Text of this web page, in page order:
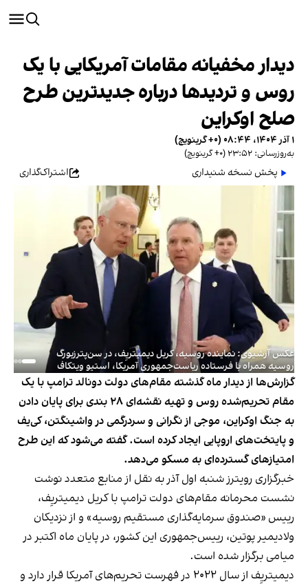
دیدار مخفیانه مقامات آمریکایی با یک
روس و تردیدها درباره جدیدترین طرح
صلح اوکراین
۱ آذر ۱۴۰۴، ۰۸:۴۴ (‎+۰ گرینویچ)
به‌روزرسانی: ۲۳:۵۲ (‎+۰ گرینویچ)
پخش نسخه شنیداری اشتراک‌گذاری
عکس آرشیوی: نماینده روسیه، کریل دیمیتریِف، در سن‌پترزبورگ
روسیه همراه با فرستاده ریاست‌جمهوری آمریکا، استیو ویتکاف
گزارش‌ها از دیدار ماه گذشته مقام‌های دولت دونالد ترامپ با یک
مقام تحریم‌شده روس و تهیه نقشه‌ای ۲۸‌ بندی برای پایان دادن
به جنگ اوکراین، موجی از نگرانی و سردرگمی در واشینگتن، کی‌یف
و پایتخت‌های اروپایی ایجاد کرده است. گفته می‌شود که این طرح
امتیازهای گسترده‌ای به مسکو می‌دهد.
خبرگزاری رویترز شنبه اول آذر به نقل از منابع متعدد نوشت
نشست محرمانه مقام‌های دولت ترامپ با کریل دیمیتریِف،
رییس «صندوق سرمایه‌گذاری مستقیم روسیه» و از نزدیکان
ولادیمیر پوتین، رییس‌جمهوری این کشور، در پایان ماه اکتبر در
میامی برگزار شده است.
دیمیتریِف از سال ۲۰۲۲ در فهرست تحریم‌های آمریکا قرار دارد و